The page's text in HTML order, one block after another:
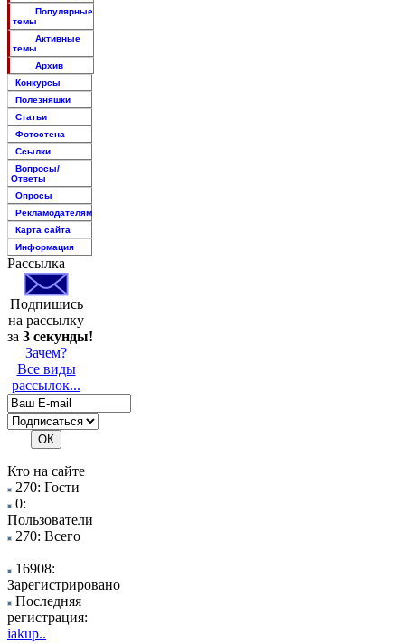
Популярные
темы
Активные
темы
Архив
Конкурсы
Полезняшки
Статьи
Фотостена
Ссылки
Вопросы/
Ответы
Опросы
Рекламодателям
Карта сайта
Информация
Рассылка
Подпишись
на рассылку
за 3 секунды!
Зачем?
Все виды
рассылок...
Кто на сайте
270: Гости
0:
Пользователи
270: Всего
16908:
Зарегистрировано
Последняя
регистрация:
iakup..